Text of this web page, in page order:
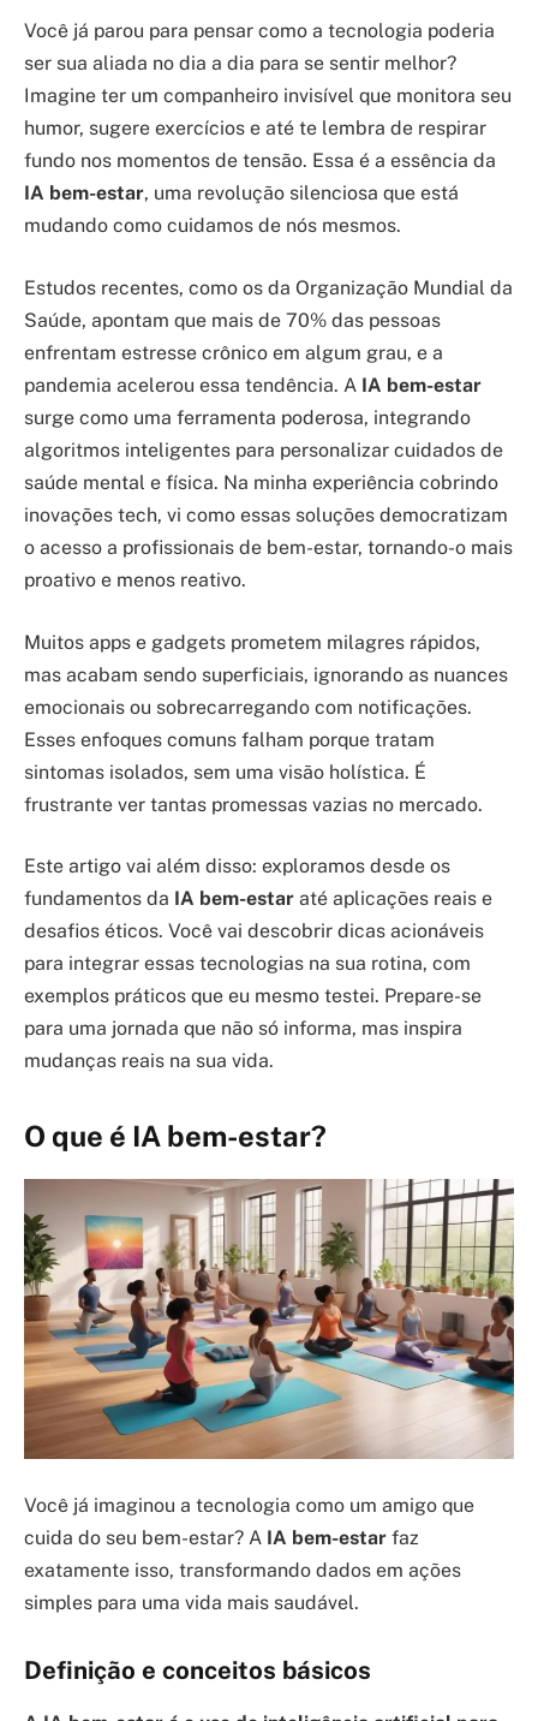
Você já parou para pensar como a tecnologia poderia
ser sua aliada no dia a dia para se sentir melhor?
Imagine ter um companheiro invisível que monitora seu
humor, sugere exercícios e até te lembra de respirar
fundo nos momentos de tensão. Essa é a essência da
IA bem-estar, uma revolução silenciosa que está
mudando como cuidamos de nós mesmos.
Estudos recentes, como os da Organização Mundial da
Saúde, apontam que mais de 70% das pessoas
enfrentam estresse crônico em algum grau, e a
pandemia acelerou essa tendência. A IA bem-estar
surge como uma ferramenta poderosa, integrando
algoritmos inteligentes para personalizar cuidados de
saúde mental e física. Na minha experiência cobrindo
inovações tech, vi como essas soluções democratizam
o acesso a profissionais de bem-estar, tornando-o mais
proativo e menos reativo.
Muitos apps e gadgets prometem milagres rápidos,
mas acabam sendo superficiais, ignorando as nuances
emocionais ou sobrecarregando com notificações.
Esses enfoques comuns falham porque tratam
sintomas isolados, sem uma visão holística. É
frustrante ver tantas promessas vazias no mercado.
Este artigo vai além disso: exploramos desde os
fundamentos da IA bem-estar até aplicações reais e
desafios éticos. Você vai descobrir dicas acionáveis
para integrar essas tecnologias na sua rotina, com
exemplos práticos que eu mesmo testei. Prepare-se
para uma jornada que não só informa, mas inspira
mudanças reais na sua vida.
O que é IA bem-estar?
Você já imaginou a tecnologia como um amigo que
cuida do seu bem-estar? A IA bem-estar faz
exatamente isso, transformando dados em ações
simples para uma vida mais saudável.
Definição e conceitos básicos